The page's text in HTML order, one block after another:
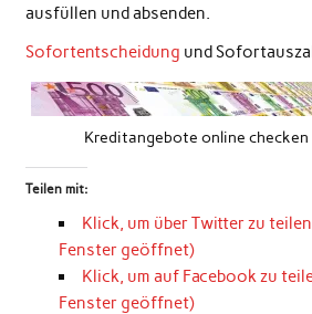
ausfüllen und absenden.
Sofortentscheidung und
Kreditangebote online checken
Teilen mit:
Klick, um über Twitter zu
Fenster geöffnet)
Klick, um auf Facebook zu
Fenster geöffnet)